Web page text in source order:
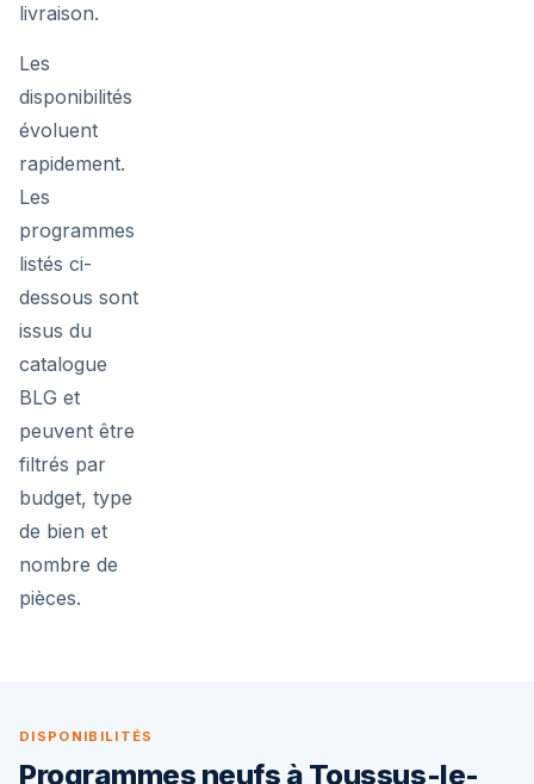
livraison.
Les
disponibilités
évoluent
rapidement.
Les
programmes
listés ci-
dessous sont
issus du
catalogue
BLG et
peuvent être
filtrés par
budget, type
de bien et
nombre de
pièces.
DISPONIBILITÉS
Programmes neufs à Toussus-le-